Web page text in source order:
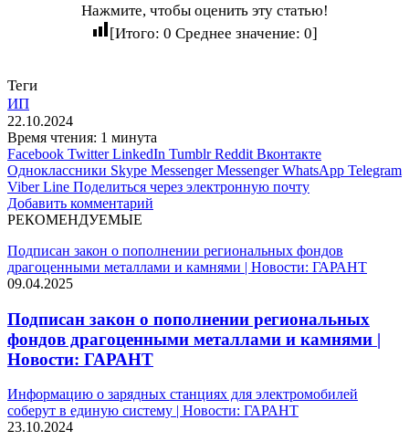
Нажмите, чтобы оценить эту статью!
[Итого: 0 Среднее значение: 0]
Теги
ИП
22.10.2024
Время чтения: 1 минута
Facebook Twitter LinkedIn Tumblr Reddit Вконтакте
Одноклассники Skype Messenger Messenger WhatsApp Telegram
Viber Line Поделиться через электронную почту
Добавить комментарий
РЕКОМЕНДУЕМЫЕ
Подписан закон о пополнении региональных фондов
драгоценными металлами и камнями | Новости: ГАРАНТ
09.04.2025
Подписан закон о пополнении региональных
фондов драгоценными металлами и камнями |
Новости: ГАРАНТ
Информацию о зарядных станциях для электромобилей
соберут в единую систему | Новости: ГАРАНТ
23.10.2024